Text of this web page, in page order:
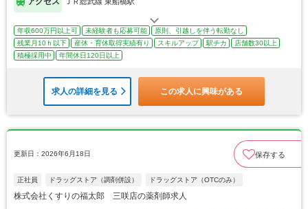
年収600万円以上可 未経験者も応募可能
原則、引越しを伴う転勤なし
残業月10ｈ以下
産休・育休取得実績有り スキルアップ 駅チカ
店舗数30以上
積極採用中
年間休日120日以上
求人の詳細を見る この求人に興味がある
更新日：2026年6月18日 保存する
正社員 ドラッグストア（調剤併設） ドラッグストア（OTCのみ）
株式会社くすりの福太郎 三咲店の薬剤師求人